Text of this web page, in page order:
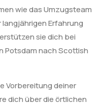
wie das Umzugsteam
Erfahrung
sie dich bei
Potsdam nach Scottish
Vorbereitung deiner
dich über die örtlichen